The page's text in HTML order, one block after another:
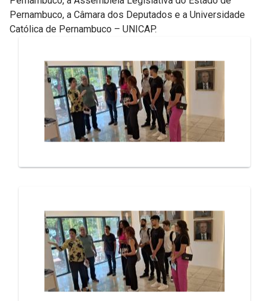
Pernambuco, a Câmara dos Deputados e a Universidade
Católica de Pernambuco – UNICAP.